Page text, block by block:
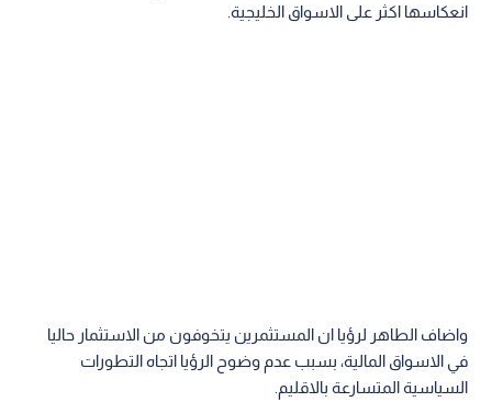
انعكاسها اكثر على الاسواق الخليجية.
واضاف الطاهر لرؤيا ان المستثمرين يتخوفون من الاستثمار حاليا
في الاسواق المالية، بسبب عدم وضوح الرؤيا اتجاه التطورات
السياسية المتسارعة بالاقليم.